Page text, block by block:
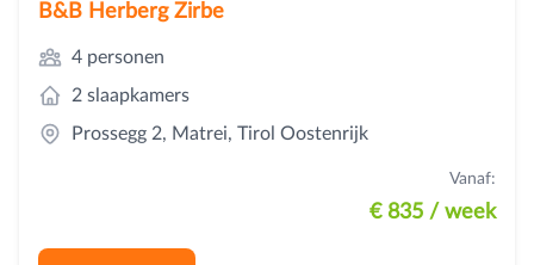
B&B Herberg Zirbe
4 personen
2 slaapkamers
Prossegg 2, Matrei, Tirol Oostenrijk
Vanaf:
€ 835 / week